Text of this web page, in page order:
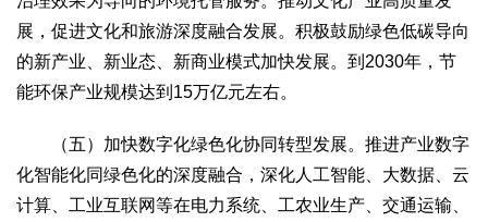
展，促进文化和旅游深度融合发展。积极鼓励绿色低碳导向
的新产业、新业态、新商业模式加快发展。到2030年，节
能环保产业规模达到15万亿元左右。
（五）加快数字化绿色化协同转型发展。推进产业数字
化智能化同绿色化的深度融合，深化人工智能、大数据、云
计算、工业互联网等在电力系统、工农业生产、交通运输、